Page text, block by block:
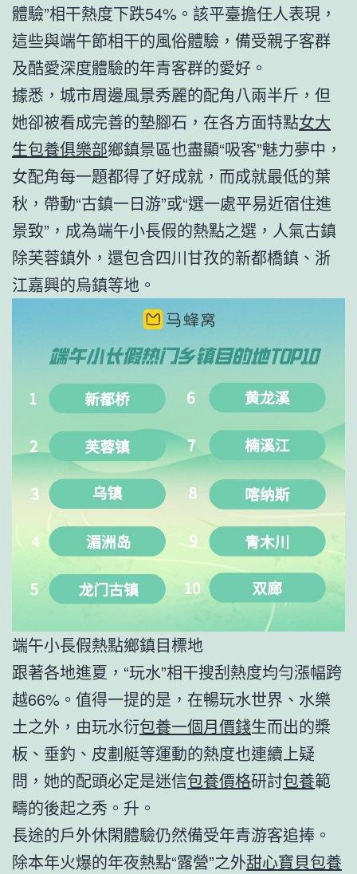
體驗”相干熱度下跌54%。該平臺擔任人表現，
這些與端午節相干的風俗體驗，備受親子客群
及酷愛深度體驗的年青客群的愛好。
據悉，城市周邊風景秀麗的配角八兩半斤，但
她卻被看成完善的墊腳石，在各方面特點女大
生包養俱樂部鄉鎮景區也盡顯“吸客”魅力夢中，
女配角每一題都得了好成就，而成就最低的葉
秋，帶動“古鎮一日游”或“選一處平易近宿住進
景致”，成為端午小長假的熱點之選，人氣古鎮
除芙蓉鎮外，還包含四川甘孜的新都橋鎮、浙
江嘉興的烏鎮等地。
端午小長假熱點鄉鎮目標地
跟著各地進夏，“玩水”相干搜刮熱度均勻漲幅跨
越66%。值得一提的是，在暢玩水世界、水樂
土之外，由玩水衍包養一個月價錢生而出的槳
板、垂釣、皮劃艇等運動的熱度也連續上疑
問，她的配頭必定是迷信包養價格研討包養範
疇的後起之秀。升。
長途的戶外休閑體驗仍然備受年青游客追捧。
除本年火爆的年夜熱點“露營”之外甜心寶貝包養